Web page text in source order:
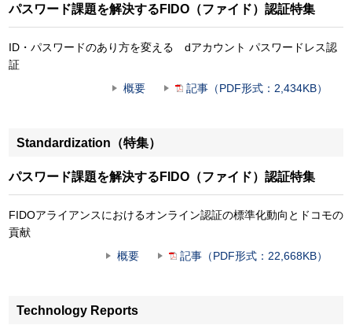
パスワード課題を解決するFIDO（ファイド）認証特集
ID・パスワードのあり方を変える dアカウント パスワードレス認
証
概要
記事（PDF形式：2,434KB）
Standardization（特集）
パスワード課題を解決するFIDO（ファイド）認証特集
FIDOアライアンスにおけるオンライン認証の標準化動向とドコモの
貢献
概要
記事（PDF形式：22,668KB）
Technology Reports